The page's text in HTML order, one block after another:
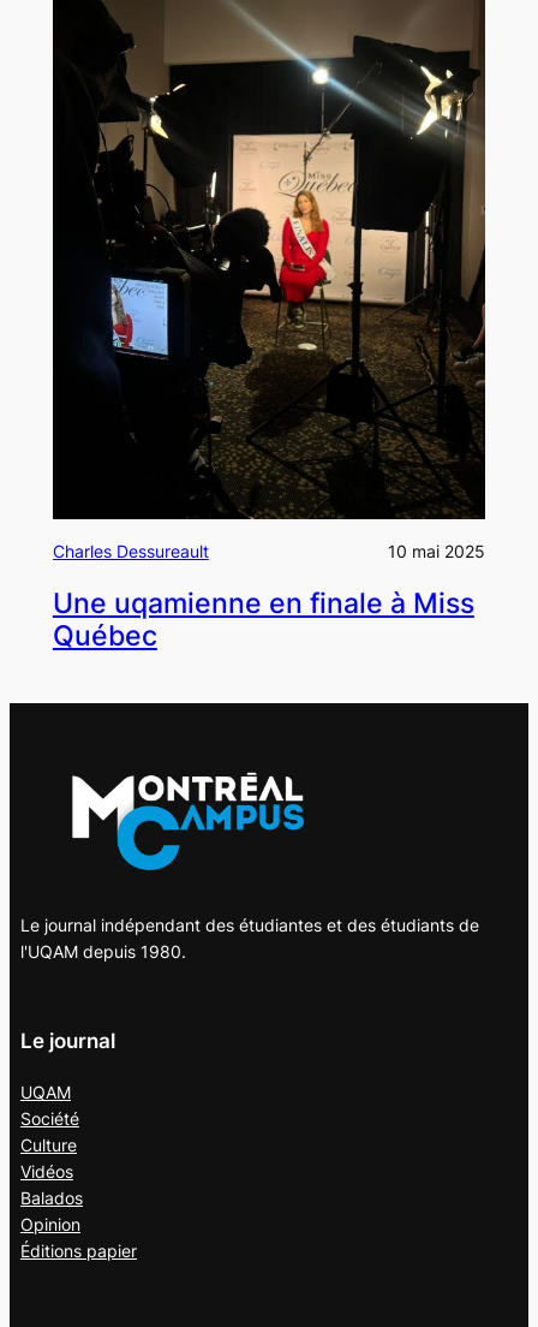
Charles Dessureault 10 mai 2025
Une uqamienne en finale à Miss
Québec
Le journal indépendant des étudiantes et des étudiants de
l'UQAM depuis 1980.
Le journal
UQAM
Société
Culture
Vidéos
Balados
Opinion
Éditions papier